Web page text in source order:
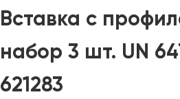
Вставка с
набор 3 шт. UN
621283